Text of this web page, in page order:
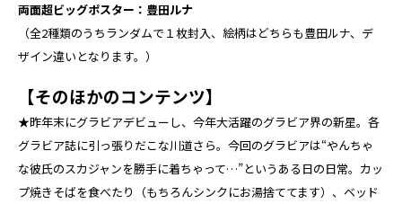
両面超ビッグポスター：豊田ルナ
（全2種類のうちランダムで１枚封入、絵柄はどちらも豊田ルナ、デ
ザイン違いとなります。）
【そのほかのコンテンツ】
★昨年末にグラビアデビューし、今年大活躍のグラビア界の新星。各
グラビア誌に引っ張りだこな川道さら。今回のグラビアは“やんちゃ
な彼氏のスカジャンを勝手に着ちゃって…”というある日の日常。カッ
プ焼きそばを食べたり（もちろんシンクにお湯捨ててます）、ベッド